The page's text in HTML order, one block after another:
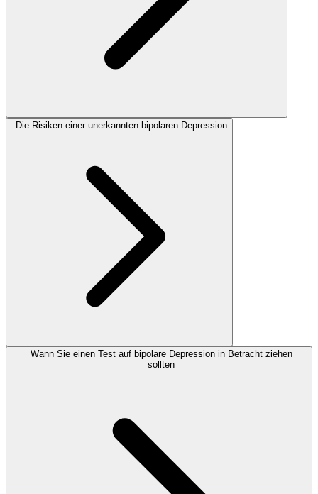
Die Risiken einer unerkannten bipolaren Depression
Wann Sie einen Test auf bipolare Depression in Betracht ziehen
sollten